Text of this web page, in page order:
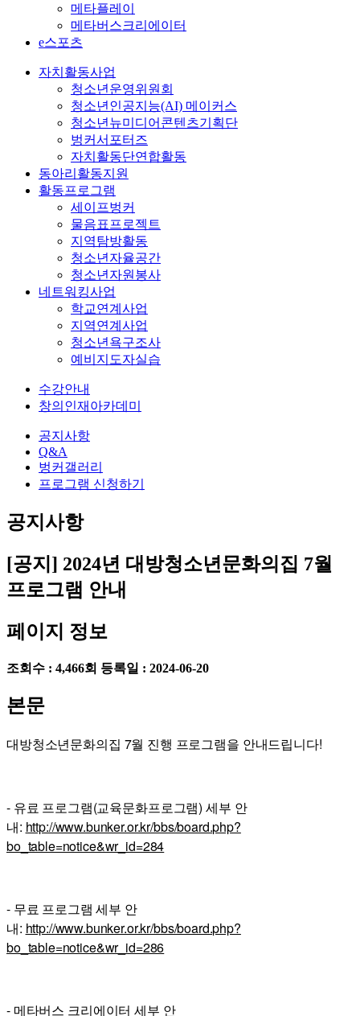
메타플레이
메타버스크리에이터
e스포츠
자치활동사업
청소년운영위원회
청소년인공지능(AI) 메이커스
청소년뉴미디어콘텐츠기획단
벙커서포터즈
자치활동단연합활동
동아리활동지원
활동프로그램
세이프벙커
물음표프로젝트
지역탐방활동
청소년자율공간
청소년자원봉사
네트워킹사업
학교연계사업
지역연계사업
청소년욕구조사
예비지도자실습
수강안내
창의인재아카데미
공지사항
Q&A
벙커갤러리
프로그램 신청하기
공지사항
[공지] 2024년 대방청소년문화의집 7월
프로그램 안내
페이지 정보
조회수 : 4,466회 등록일 : 2024-06-20
본문
대방청소년문화의집 7월 진행 프로그램을 안내드립니다!
- 유료 프로그램(교육문화프로그램) 세부 안
내: http://www.bunker.or.kr/bbs/board.php?
bo_table=notice&wr_id=284
- 무료 프로그램 세부 안
내: http://www.bunker.or.kr/bbs/board.php?
bo_table=notice&wr_id=286
- 메타버스 크리에이터 세부 안